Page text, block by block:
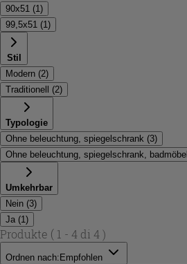
90x51 (1 )
99,5x51 (1 )
Stil
Modern (2)
Traditionell
(2)
Typologie
Ohne beleuchtung, spiegelschrank (3)
Ohne beleuchtung, spiegelschrank, badmöbel
Umkehrbar
Nein (3)
Ja (1 )
Produkte ( 1 - 4 di 4 )
Ordnen nach: Empfohlen